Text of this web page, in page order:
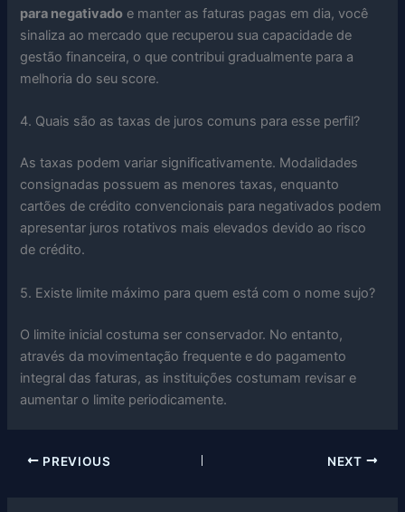
para negativado e manter as faturas pagas em dia, você
sinaliza ao mercado que recuperou sua capacidade de
gestão financeira, o que contribui gradualmente para a
melhoria do seu score.
4. Quais são as taxas de juros comuns para esse perfil?
As taxas podem variar significativamente. Modalidades
consignadas possuem as menores taxas, enquanto
cartões de crédito convencionais para negativados podem
apresentar juros rotativos mais elevados devido ao risco
de crédito.
5. Existe limite máximo para quem está com o nome sujo?
O limite inicial costuma ser conservador. No entanto,
através da movimentação frequente e do pagamento
integral das faturas, as instituições costumam revisar e
aumentar o limite periodicamente.
PREVIOUS NEXT